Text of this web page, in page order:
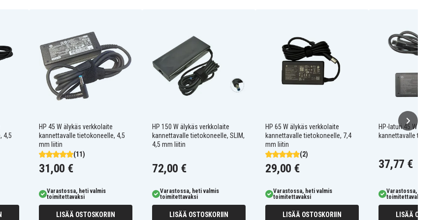
tien päällä
ja telakointiasemien
4,5
HP 45 W älykäs verkkolaite
kannettavalle tietokoneelle, 4,5
mm liitin
(11)
31,00 €
Varastossa, heti valmis
toimitettavaksi
LISÄÄ OSTOSKORIIN
HP 150 W älykäs verkkolaite
kannettavalle tietokoneelle, SLIM,
4,5 mm liitin
72,00 €
Varastossa, heti valmis
toimitettavaksi
LISÄÄ OSTOSKORIIN
HP 65 W älykäs verkkolaite
kannettavalle tietokoneelle, 7,4
mm liitin
(2)
29,00 €
Varastossa, heti valmis
toimitettavaksi
LISÄÄ OSTOSKORIIN
HP-laturi 45 W USB-
kannettavalle
37,77 €
Varastossa, heti
toimitettavaksi
LISÄÄ